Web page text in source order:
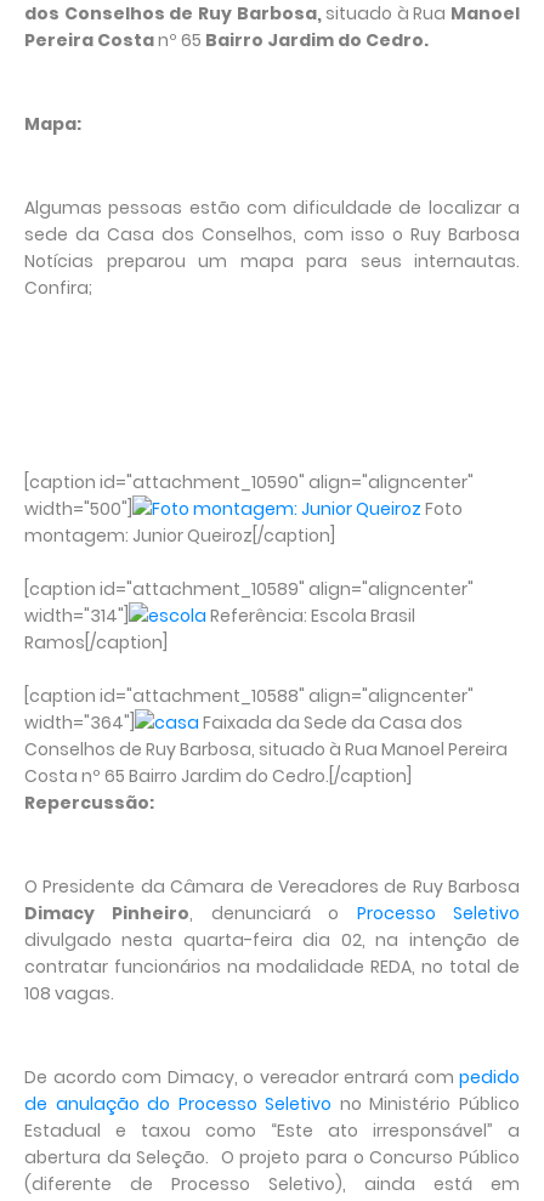
dos Conselhos de Ruy Barbosa, situado à Rua Manoel
Pereira Costanº 65 Bairro Jardim do Cedro.
Mapa:
Algumas pessoas estão com dificuldade de localizar a
sede da Casa dos Conselhos, com isso o Ruy Barbosa
Notícias preparou um mapa para seus internautas.
Confira;
[caption id="attachment_10590" align="aligncenter"
width="500"]
Foto
montagem: Junior Queiroz[/caption]
[caption id="attachment_10589" align="aligncenter"
width="314"]
Referência: Escola Brasil
Ramos[/caption]
[caption id="attachment_10588" align="aligncenter"
width="364"]
Faixada da Sede da Casa dos
Conselhos de Ruy Barbosa, situado à Rua Manoel Pereira
Costa nº 65 Bairro Jardim do Cedro.[/caption]
Repercussão:
O Presidente da Câmara de Vereadores de Ruy Barbosa
Dimacy Pinheiro, denunciará o Processo Seletivo
divulgado nesta quarta-feira dia 02, na intenção de
contratar funcionários na modalidade REDA, no total de
108 vagas.
De acordo com Dimacy, o vereador entrará com pedido
de anulação do Processo Seletivo no Ministério Público
Estadual e taxou como “Este ato irresponsável” a
abertura da Seleção. O projeto para o Concurso Público
(diferente de Processo Seletivo), ainda está em